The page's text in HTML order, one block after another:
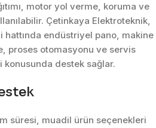
motor yol verme, koruma ve
Çetinkaya Elektroteknik,
hattında endüstriyel pano, makine
proses otomasyonu ve servis
konusunda destek sağlar.
süresi, muadil ürün seçenekleri